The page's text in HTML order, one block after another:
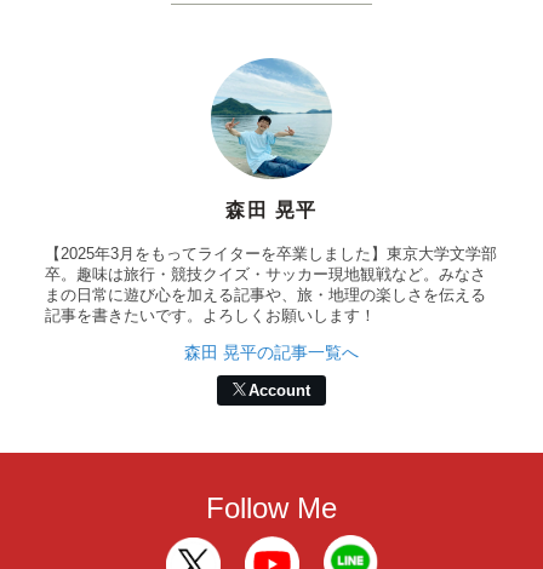
森田 晃平
【2025年3月をもってライターを卒業しました】東京大学文学部
卒。趣味は旅行・競技クイズ・サッカー現地観戦など。みなさ
まの日常に遊び心を加える記事や、旅・地理の楽しさを伝える
記事を書きたいです。よろしくお願いします！
森田 晃平の記事一覧へ
Account
Follow Me